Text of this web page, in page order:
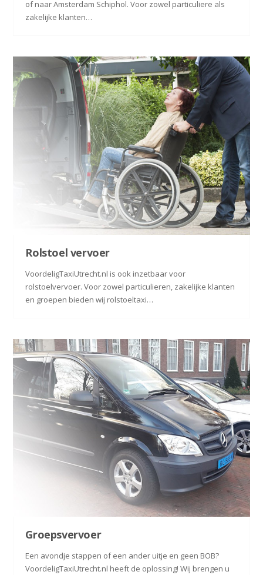
of naar Amsterdam Schiphol. Voor zowel particuliere als
zakelijke klanten…
Rolstoel vervoer
VoordeligTaxiUtrecht.nl is ook inzetbaar voor
rolstoelvervoer. Voor zowel particulieren, zakelijke klanten
en groepen bieden wij rolstoeltaxi…
Groepsvervoer
Een avondje stappen of een ander uitje en geen BOB?
VoordeligTaxiUtrecht.nl heeft de oplossing! Wij brengen u